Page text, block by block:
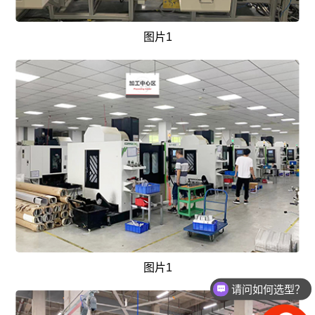
图片1
图片1
请问如何选型？
如何获取报价？